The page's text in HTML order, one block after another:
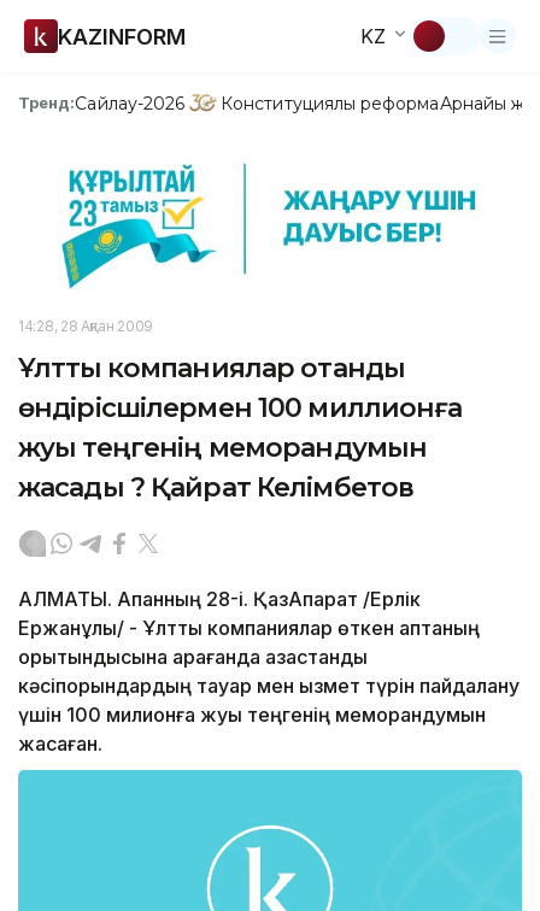
KAZINFORM KZ
Тренд:Сайлау-2026 Конституциялық реформаАрнайы
14:28, 28 Ақпан 2009
Ұлттық компаниялар отандық
өндірісшілермен 100 миллионға
жуық теңгенің меморандумын
жасады ? Қайрат Келімбетов
АЛМАТЫ. Ақпанның 28-і. ҚазАқпарат /Ерлік
Ержанұлы/ - Ұлттық компаниялар өткен аптаның
қорытындысына қарағанда қазақстандық
кәсіпорындардың тауар мен қызмет түрін пайдалану
үшін 100 милионға жуық теңгенің меморандумын
жасаған.